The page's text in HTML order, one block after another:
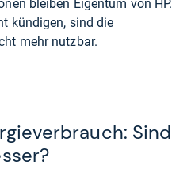
bleiben Eigentum von HP.
kündigen, sind die
mehr nutzbar.
Sind